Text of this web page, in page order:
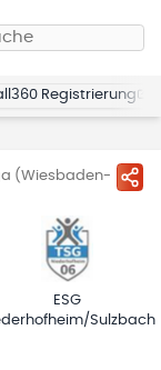
Registrierung
(Wiesbaden-
ESG
Sulzbach